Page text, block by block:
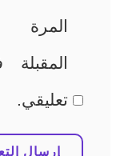
المرة
تعليقي.